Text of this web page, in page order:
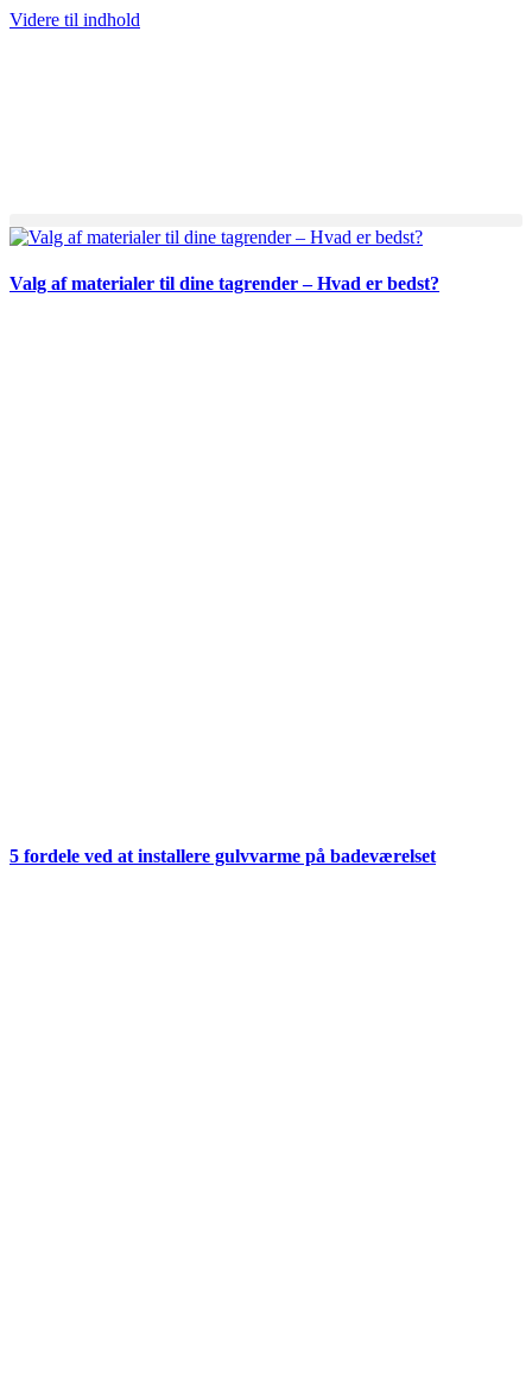
Videre til indhold
Valg af materialer til dine tagrender – Hvad er bedst?
5 fordele ved at installere gulvvarme på badeværelset